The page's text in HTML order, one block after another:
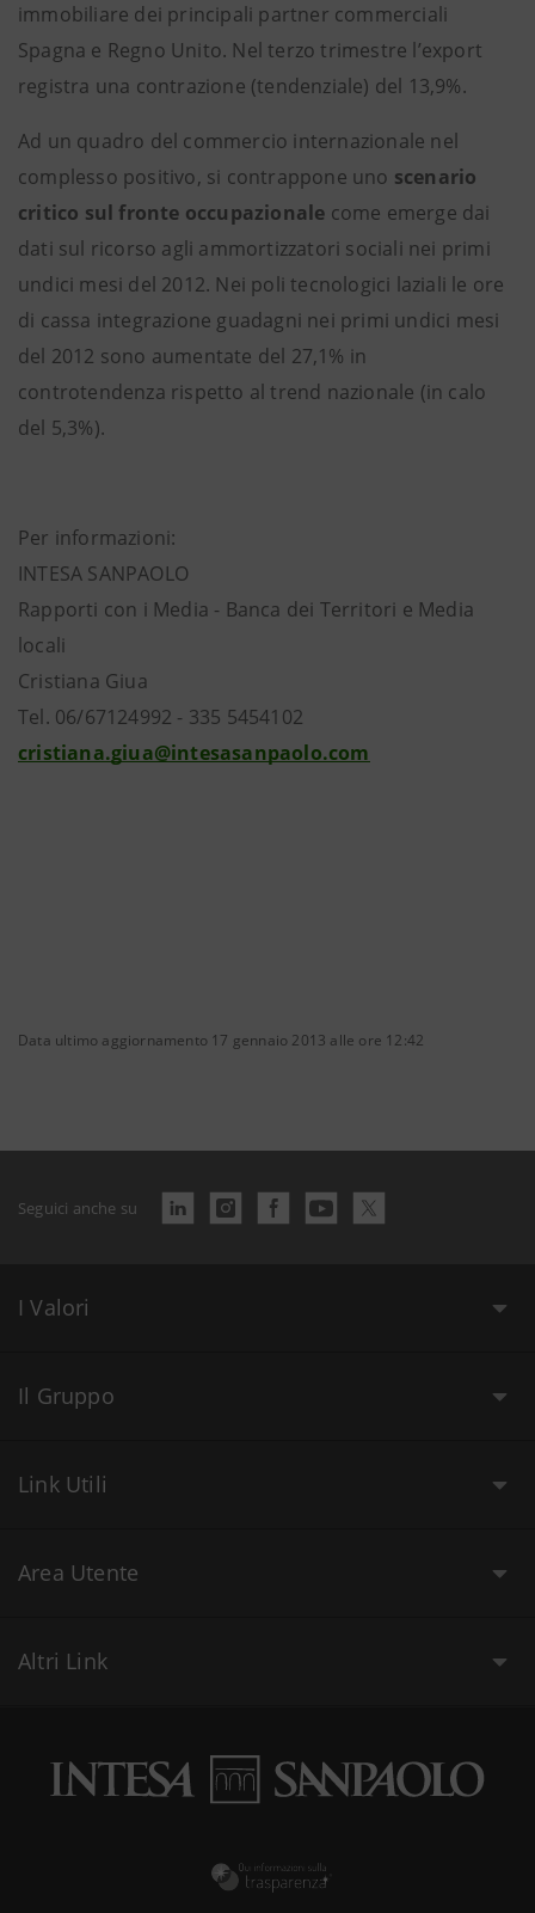
immobiliare dei principali partner commerciali
Spagna e Regno Unito. Nel terzo trimestre l’export
registra una contrazione (tendenziale) del 13,9%.
Ad un quadro del commercio internazionale nel
complesso positivo, si contrappone uno scenario
critico sul fronte occupazionale come emerge dai
dati sul ricorso agli ammortizzatori sociali nei primi
undici mesi del 2012. Nei poli tecnologici laziali le ore
di cassa integrazione guadagni nei primi undici mesi
del 2012 sono aumentate del 27,1% in
controtendenza rispetto al trend nazionale (in calo
del 5,3%).
Per informazioni:
INTESA SANPAOLO
Rapporti con i Media - Banca dei Territori e Media
locali
Cristiana Giua
Tel. 06/67124992 - 335 5454102
cristiana.giua@intesasanpaolo.com
Data ultimo aggiornamento 17 gennaio 2013 alle ore 12:42
Seguici anche su
I Valori
Il Gruppo
Link Utili
Area Utente
Altri Link